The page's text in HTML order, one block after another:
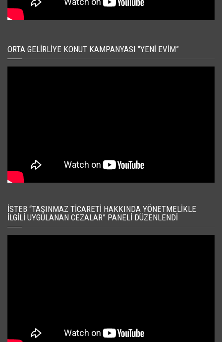
ORTA GELIRLIYE KONUT KAMPANYASI “YENI EVIM”
İSTEB “TAŞINMAZ TICARETI HAKKINDA YÖNETMELIKLE
İLGILI UYGULANAN CEZALAR” PANELI DÜZENLENDI